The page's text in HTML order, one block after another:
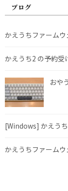
ブログ
かえうちファーム
かえうち2 の予約受
おや
[Windows] かえう
かえうちファーム